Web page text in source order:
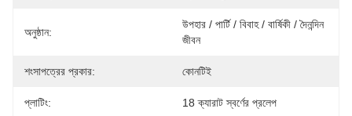
অনুষ্ঠান:
উপহার / পার্টি / বিবাহ / বার্ষিকী / দৈনন্দিন
জীবন
শংসাপত্রের প্রকার: কোনটিই
প্লাটিং: 18 ক্যারাট স্বর্ণের প্রলেপ